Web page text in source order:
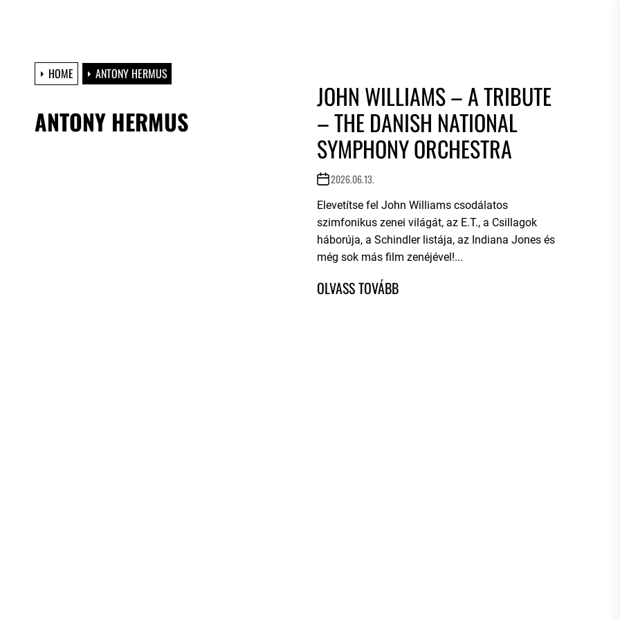
HOME ANTONY HERMUS
ANTONY HERMUS
JOHN WILLIAMS – A TRIBUTE
– THE DANISH NATIONAL
SYMPHONY ORCHESTRA
2026.06.13.
Elevetítse fel John Williams csodálatos
szimfonikus zenei világát, az E.T., a Csillagok
háborúja, a Schindler listája, az Indiana Jones és
még sok más film zenéjével!...